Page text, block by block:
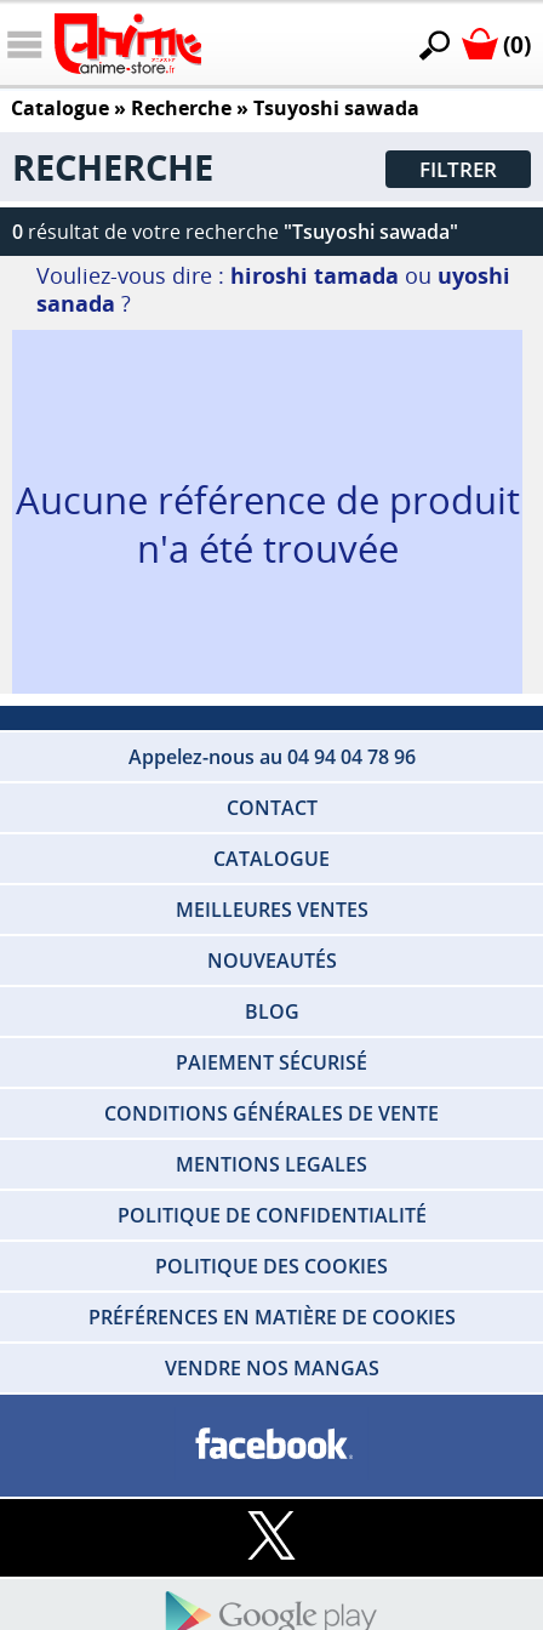
(0)
Catalogue» Recherche » Tsuyoshi sawada
RECHERCHE FILTRER
0 résultat de votre recherche "Tsuyoshi sawada"
Vouliez-vous dire : hiroshi tamada ou uyoshi
sanada ?
Aucune référence de produit
n'a été trouvée
Appelez-nous au 04 94 04 78 96
CONTACT
CATALOGUE
MEILLEURES VENTES
NOUVEAUTÉS
BLOG
PAIEMENT SÉCURISÉ
CONDITIONS GÉNÉRALES DE VENTE
MENTIONS LEGALES
POLITIQUE DE CONFIDENTIALITÉ
POLITIQUE DES COOKIES
PRÉFÉRENCES EN MATIÈRE DE COOKIES
VENDRE NOS MANGAS